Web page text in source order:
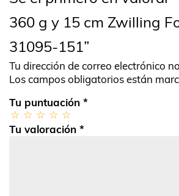
360 g y 15 cm Zwilling
31095-151”
Tu dirección de correo electrónico
Los campos obligatorios están
Tu puntuación *
Tu valoración *